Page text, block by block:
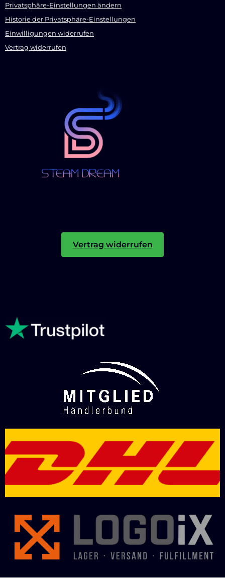
Privatsphäre-Einstellungen ändern
Historie der Privatsphäre-Einstellungen
Einwilligungen widerrufen
Vertrag widerrufen
Vertrag widerrufen